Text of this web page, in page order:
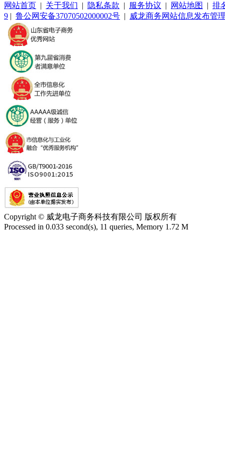
网站首页 | 关于我们 | 隐私条款 | 服务协议 | 网站地图 | 排
9 | 鲁公网安备37070502000002号 | 威龙商务网站信息发布管
Copyright © 威龙电子商务科技有限公司 版权所有
Processed in 0.033 second(s), 11 queries, Memory 1.72 M